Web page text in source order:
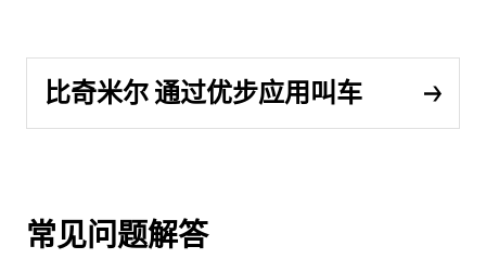
比奇米尔 通过优步应用叫车
常见问题解答